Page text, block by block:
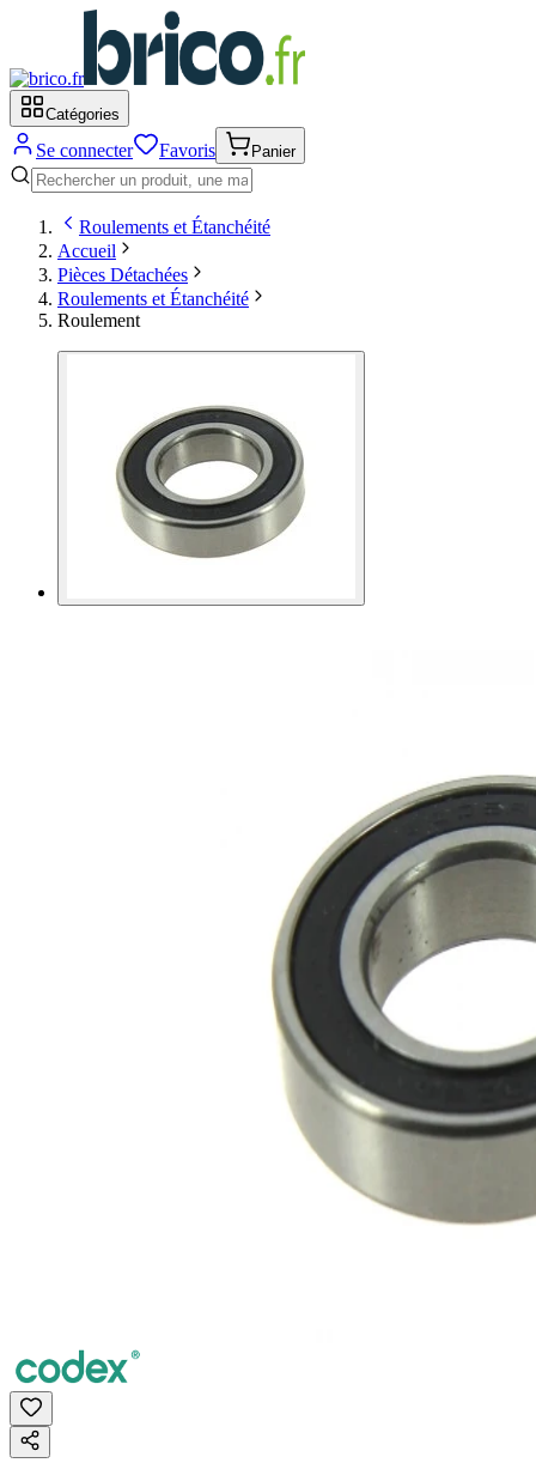
Catégories
Se connecter Favoris Panier
Roulements et Étanchéité
Accueil
Pièces Détachées
Roulements et Étanchéité
Roulement